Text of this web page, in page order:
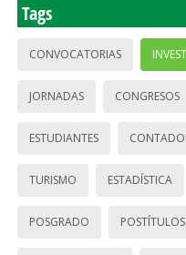
Tags
CONVOCATORIAS
JORNADAS CONGRESOS
ESTUDIANTES
TURISMO ESTADÍSTICA
POSGRADO POSTÍTULOS